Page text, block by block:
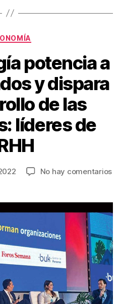
tir
Categorías
potencia a
y dispara
de las
líderes de
No hay comentariosen
a
los
y
de